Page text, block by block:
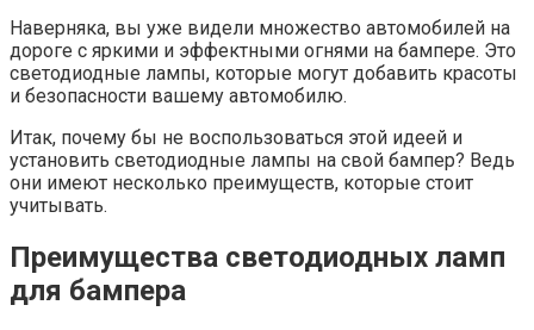
Наверняка, вы уже видели множество автомобилей на
дороге с яркими и эффектными огнями на бампере. Это
светодиодные лампы, которые могут добавить красоты
и безопасности вашему автомобилю.
Итак, почему бы не воспользоваться этой идеей и
установить светодиодные лампы на свой бампер? Ведь
они имеют несколько преимуществ, которые стоит
учитывать.
Преимущества светодиодных ламп
для бампера